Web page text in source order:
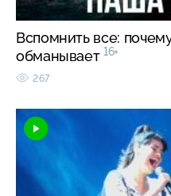
Вспомнить все:
обманывает 16+
267